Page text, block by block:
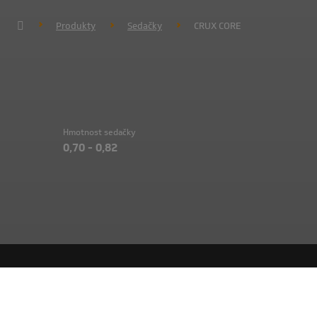
Produkty Sedačky CRUX CORE
Hmotnost sedačky
0,70 - 0,82